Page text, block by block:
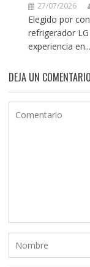
27/07/2026
Elegido por
refrigerador
experiencia en...
DEJA UN COMENTARIO